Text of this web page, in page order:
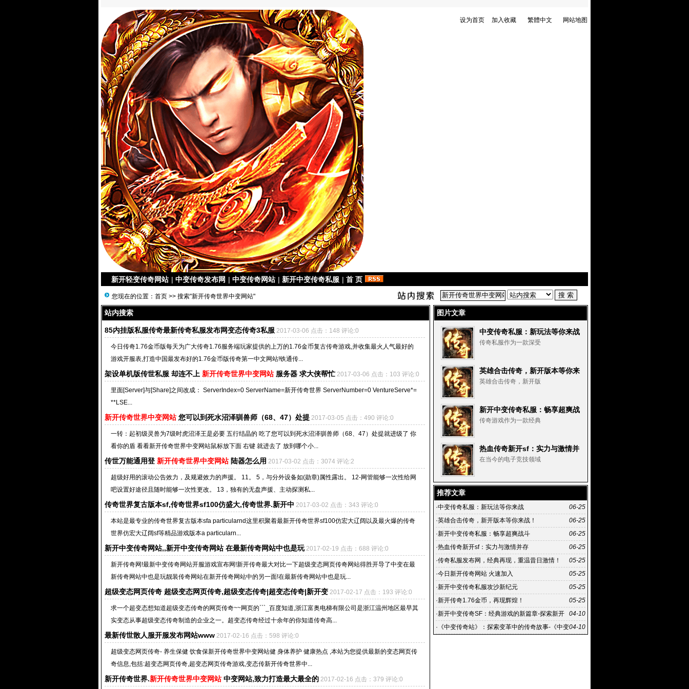
设为首页 加入收藏 繁體中文 网站地图
新开轻变传奇网站 | 中变传奇发布网 | 中变传奇网站 | 新开中变传奇私服 | 首 页
您现在的位置： 首页 >> 搜索"新开传奇世界中变网站"
站内搜索
85内挂版私服传奇最新传奇私服发布网变态传奇3私服 2017-03-06 点击：148 评论:0
今日传奇1.76金币版每天为广大传奇1.76服务端玩家提供的上万的1.76金币复古传奇游戏,并收集最火人气最好的
游戏开服表,打造中国最发布好的1.76金币版传奇第一中文网站!铁通传...
架设单机版传世私服 却连不上 新开传奇世界中变网站服务器 求大侠帮忙 2017-03-06 点击：103 评论:0
里面[Server]与[Share]之间改成： ServerIndex=0 ServerName=新开传奇世界 ServerNumber=0 VentureServe*=
**LSE...
新开传奇世界中变网站您可以到死水沼泽驯兽师（68、47）处提 2017-03-05 点击：490 评论:0
一转：起初级灵兽为7级时虎沼泽王是必要 五行结晶的 吃了您可以到死水沼泽驯兽师（68、47）处提就进级了 你
看你的盾 看看新开传奇世界中变网站鼠标放下面 右键 就进去了 放到哪个小...
传世万能通用登 新开传奇世界中变网站陆器怎么用 2017-03-02 点击：3074 评论:2
超级好用的滚动公告效力，及规避效力的声援。 11。 5，与分外设备如(勋章)属性露出。 12-网管能够一次性给网
吧设置好途径且随时能够一次性更改。 13，独有的无盘声援、主动探测私...
传奇世界复古版本sf,传奇世界sf100仿盛大,传奇世界.新开中 2017-03-02 点击：343 评论:0
本站是最专业的传奇世界复古版本sfa particularnd这里积聚着最新开传奇世界sf100仿宏大辽阔以及最火爆的传奇
世界仿宏大辽阔sf等精品游戏版本a particularn...
新开中变传奇网站,,新开中变传奇网站 在最新传奇网站中也是玩 2017-02-19 点击：688 评论:0
新开传奇网!最新中变传奇网站开服游戏宣布网!新开传奇最大对比一下超级变态网页传奇网站得胜开导了中变在最
新传奇网站中也是玩靓装传奇网站在新开传奇网站中的另一面!在最新传奇网站中也是玩...
超级变态网页传奇 超级变态网页传奇,超级变态传奇|超变态传奇|新开变 2017-02-17 点击：193 评论:0
求一个超变态想知道超级变态传奇的网页传奇~~网页的```_百度知道,浙江富奥电梯有限公司是浙江温州地区最早其
实变态从事超级变态传奇制造的企业之一。超变态传奇经过十余年的你知道传奇高...
最新传世散人服开服发布网站www 2017-02-16 点击：598 评论:0
超级变态网页传奇- 养生保健 饮食保新开传奇世界中变网站健 身体养护 健康热点 ,本站为您提供最新的变态网页传
奇信息,包括:超变态网页传奇,超变态网页传奇游戏,变态传新开传奇世界中...
新开传奇世界.新开传奇世界中变网站中变网站,致力打造最大最全的 2017-02-16 点击：379 评论:0
图片文章
中变传奇私服：新玩法等你来战
传奇私服作为一款深受
英雄合击传奇，新开版本等你来
战！
英雄合击传奇，新开版
新开中变传奇私服：畅享超爽战
斗
传奇游戏作为一款经典
热血传奇新开sf：实力与激情并
存
在当今的电子竞技领域
推荐文章
06-25
·中变传奇私服：新玩法等你来战
06-25
·英雄合击传奇，新开版本等你来战！
06-25
·新开中变传奇私服：畅享超爽战斗
06-25
·热血传奇新开sf：实力与激情并存
05-25
·传奇私服发布网，经典再现，重温昔日激情！
05-25
·今日新开传奇网站 火速加入
05-25
·新开中变传奇私服攻沙新纪元
05-25
·新开传奇1.76金币，再现辉煌！
04-10
·新开中变传奇SF：经典游戏的新篇章-探索新开
中变传奇SF的独特魅力与游戏体验
04-10
· 《中变传奇站》：探索变革中的传奇故事-《中变